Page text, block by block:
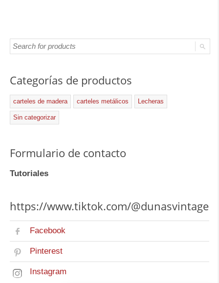
Categorías de productos
carteles de madera carteles metálicos Lecheras
Sin categorizar
Formulario de contacto
Tutoriales
https://www.tiktok.com/@dunasvintage
Facebook
Pinterest
Instagram